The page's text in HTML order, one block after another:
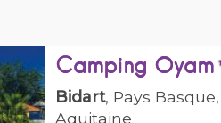
Camping Oyam
Bidart, Pays
Aquitaine